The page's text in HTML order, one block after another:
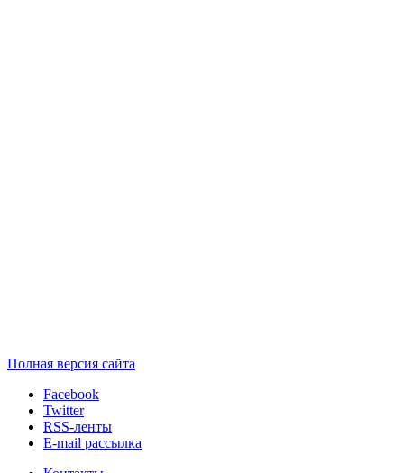
Полная версия сайта
Facebook
Twitter
RSS-ленты
E-mail рассылка